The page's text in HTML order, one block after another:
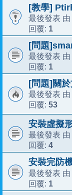
[教學]
最後發表 由
回覆: 1
[問題
最後發表 由
回覆: 1
[問題]關
最後發表 由
回覆: 53
安裝虛擬
最後發表 由
回覆: 4
安裝完防
最後發表 由
回覆: 1